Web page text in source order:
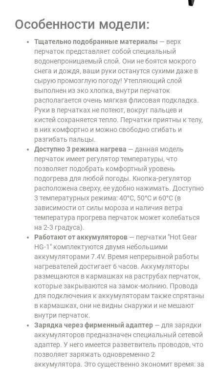
Особенности модели:
Тщательно подобранные материалы — верх
перчаток представляет собой специальный
водонепроницаемый слой. Они не боятся мокрого
снега и дождя, ваши руки останутся сухими даже в
сырую промозглую погоду! Утепляющий слой
выполнен из эко хлопка, внутри перчаток
располагается очень мягкая флисовая подкладка.
Руки в перчатках не потеют, вокруг пальцев и
кистей сохраняется тепло. Перчатки приятны к телу,
в них комфортно и можно свободно сгибать и
разгибать пальцы.
Доступно 3 режима нагрева — данная модель
перчаток имеет регулятор температуры, что
позволяет подобрать комфортный уровень
подогрева для любой погоды. Кнопка-регулятор
расположена сверху, ее удобно нажимать. Доступно
3 температурных режима: 40°C, 50°C и 60°C (в
зависимости от силы мороза и наличия ветра
температура прогрева перчаток может колебаться
на 2-3 градуса).
Работают от аккумуляторов — перчатки "Hot Gear
HG-1" комплектуются двумя небольшими
аккумуляторами 7.4V. Время непрерывной работы
нагревателей достигает 6 часов. Аккумуляторы
размещаются в кармашках на раструбах перчаток,
которые закрываются на замок-молнию. Провода
для подключения к аккумуляторам также спрятаны
в кармашках, они не видны снаружи и не мешают
внутри перчаток.
Зарядка через фирменный адаптер — для зарядки
аккумуляторов предназначен специальный сетевой
адаптер. У него имеется разветвитель проводов, что
позволяет заряжать одновременно 2
аккумулятора. Это существенно экономит время: за